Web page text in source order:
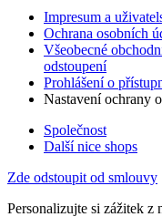
Impresum a
Ochrana osobních
Všeobecné
odstoupení
Prohlášení o
Nastavení ochrany
Společnost
Další nice shops
Zde odstoupit od smlouvy
Personalizujte si zážitek z